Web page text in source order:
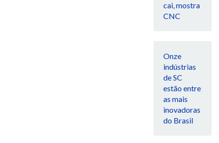
cai, mostra
CNC
Onze
indústrias
de SC
estão entre
as mais
inovadoras
do Brasil